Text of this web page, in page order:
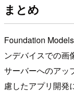
まとめ
Foundation
ンデバイスでの画
サーバーへのアッ
慮したアプリ開発